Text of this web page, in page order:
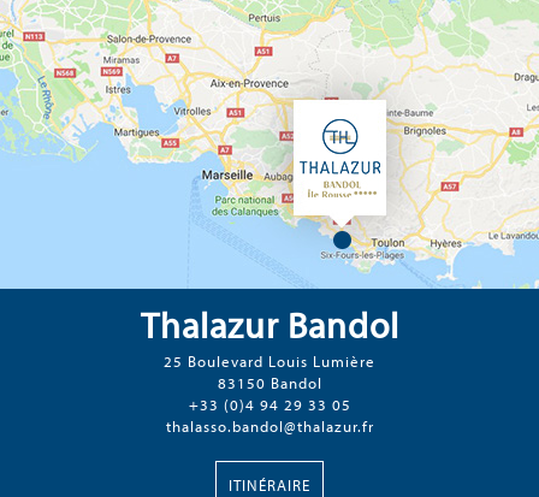
Thalazur Bandol
25 Boulevard Louis Lumière
83150 Bandol
+33 (0)4 94 29 33 05
thalasso.bandol@thalazur.fr
ITINÉRAIRE